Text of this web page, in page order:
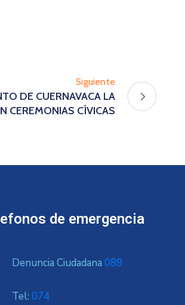
Siguiente
DE CUERNAVACA LA
CEREMONIAS CÍVICAS
de emergencia
Denuncia Ciudadana 089
Tel: 074